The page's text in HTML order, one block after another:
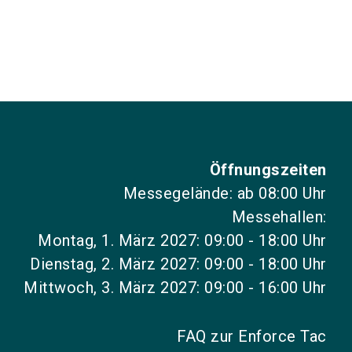
Öffnungszeiten
Messegelände: ab 08:00 Uhr
Messehallen:
Montag, 1. März 2027: 09:00 - 18:00 Uhr
Dienstag, 2. März 2027: 09:00 - 18:00 Uhr
Mittwoch, 3. März 2027: 09:00 - 16:00 Uhr
FAQ zur Enforce Tac